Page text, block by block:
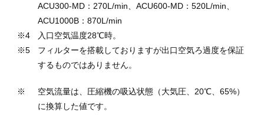
ACU300-MD：270L/min、ACU600-MD：520L/min、
ACU1000B：870L/min
入口空気温度28℃時。
フィルターを搭載しておりますが出口空気ろ過度を保証
するものではありません。
空気流量は、圧縮機の吸込状態（大気圧、20℃、65%）
に換算した値です。